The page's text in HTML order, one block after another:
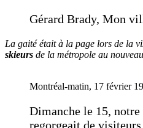
Gérard Brady, Mon
La gaité était à la page lors de la
skieurs de la métropole au
Montréal-matin, 17 février
Dimanche le 15,
regorgeait de